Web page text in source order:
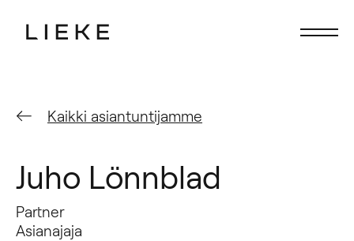
Fokus
Ihmiset
Ajankohtaista
Kaikki asiantuntijamme
Juho Lönnblad
Partner
Asianajaja
Fokus
Ihmiset
Ajankohtaista